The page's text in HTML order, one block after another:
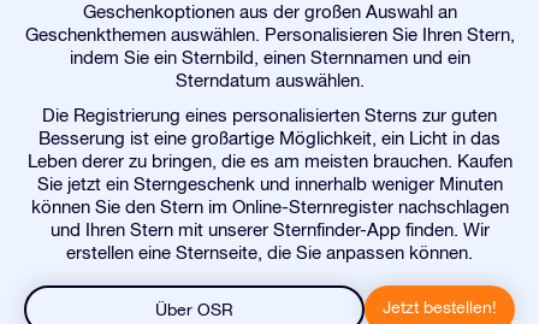
Geschenkoptionen aus der großen Auswahl an
Geschenkthemen auswählen. Personalisieren Sie Ihren Stern,
indem Sie ein Sternbild, einen Sternnamen und ein
Sterndatum auswählen.
Die Registrierung eines personalisierten Sterns zur guten
Besserung ist eine großartige Möglichkeit, ein Licht in das
Leben derer zu bringen, die es am meisten brauchen. Kaufen
Sie jetzt ein Sterngeschenk und innerhalb weniger Minuten
können Sie den Stern im Online-Sternregister nachschlagen
und Ihren Stern mit unserer Sternfinder-App finden. Wir
erstellen eine Sternseite, die Sie anpassen können.
Über OSR Jetzt bestellen!